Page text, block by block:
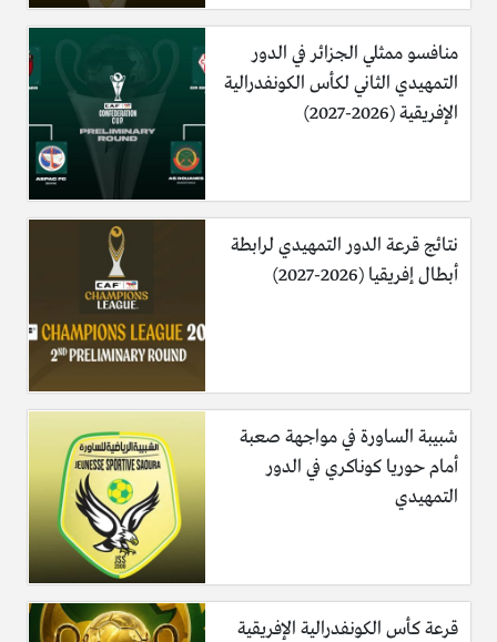
منافسو ممثلي الجزائر في الدور
التمهيدي الثاني لكأس الكونفدرالية
الإفريقية (2026-2027)
نتائج قرعة الدور التمهيدي لرابطة
أبطال إفريقيا (2026-2027)
شبيبة الساورة في مواجهة صعبة
أمام حوريا كوناكري في الدور
التمهيدي
قرعة كأس الكونفدرالية الإفريقية